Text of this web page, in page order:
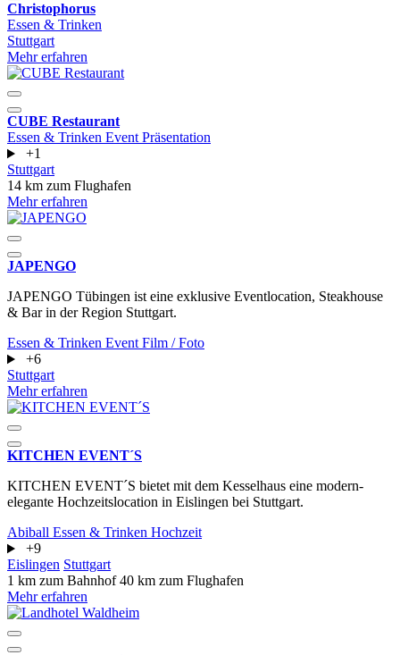
Christophorus
Essen & Trinken
Stuttgart
Mehr erfahren
CUBE Restaurant
Essen & Trinken Event Präsentation
+1
Stuttgart
14 km zum Flughafen
Mehr erfahren
JAPENGO
JAPENGO Tübingen ist eine exklusive Eventlocation, Steakhouse
& Bar in der Region Stuttgart.
Essen & Trinken Event Film / Foto
+6
Stuttgart
Mehr erfahren
KITCHEN EVENT´S
KITCHEN EVENT´S bietet mit dem Kesselhaus eine modern-
elegante Hochzeitslocation in Eislingen bei Stuttgart.
Abiball Essen & Trinken Hochzeit
+9
Eislingen Stuttgart
1 km zum Bahnhof40 km zum Flughafen
Mehr erfahren